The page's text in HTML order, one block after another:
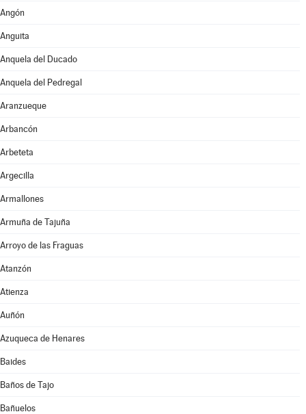
Angón
Anguita
Anquela del Ducado
Anquela del Pedregal
Aranzueque
Arbancón
Arbeteta
Argecilla
Armallones
Armuña de Tajuña
Arroyo de las Fraguas
Atanzón
Atienza
Auñón
Azuqueca de Henares
Baides
Baños de Tajo
Bañuelos